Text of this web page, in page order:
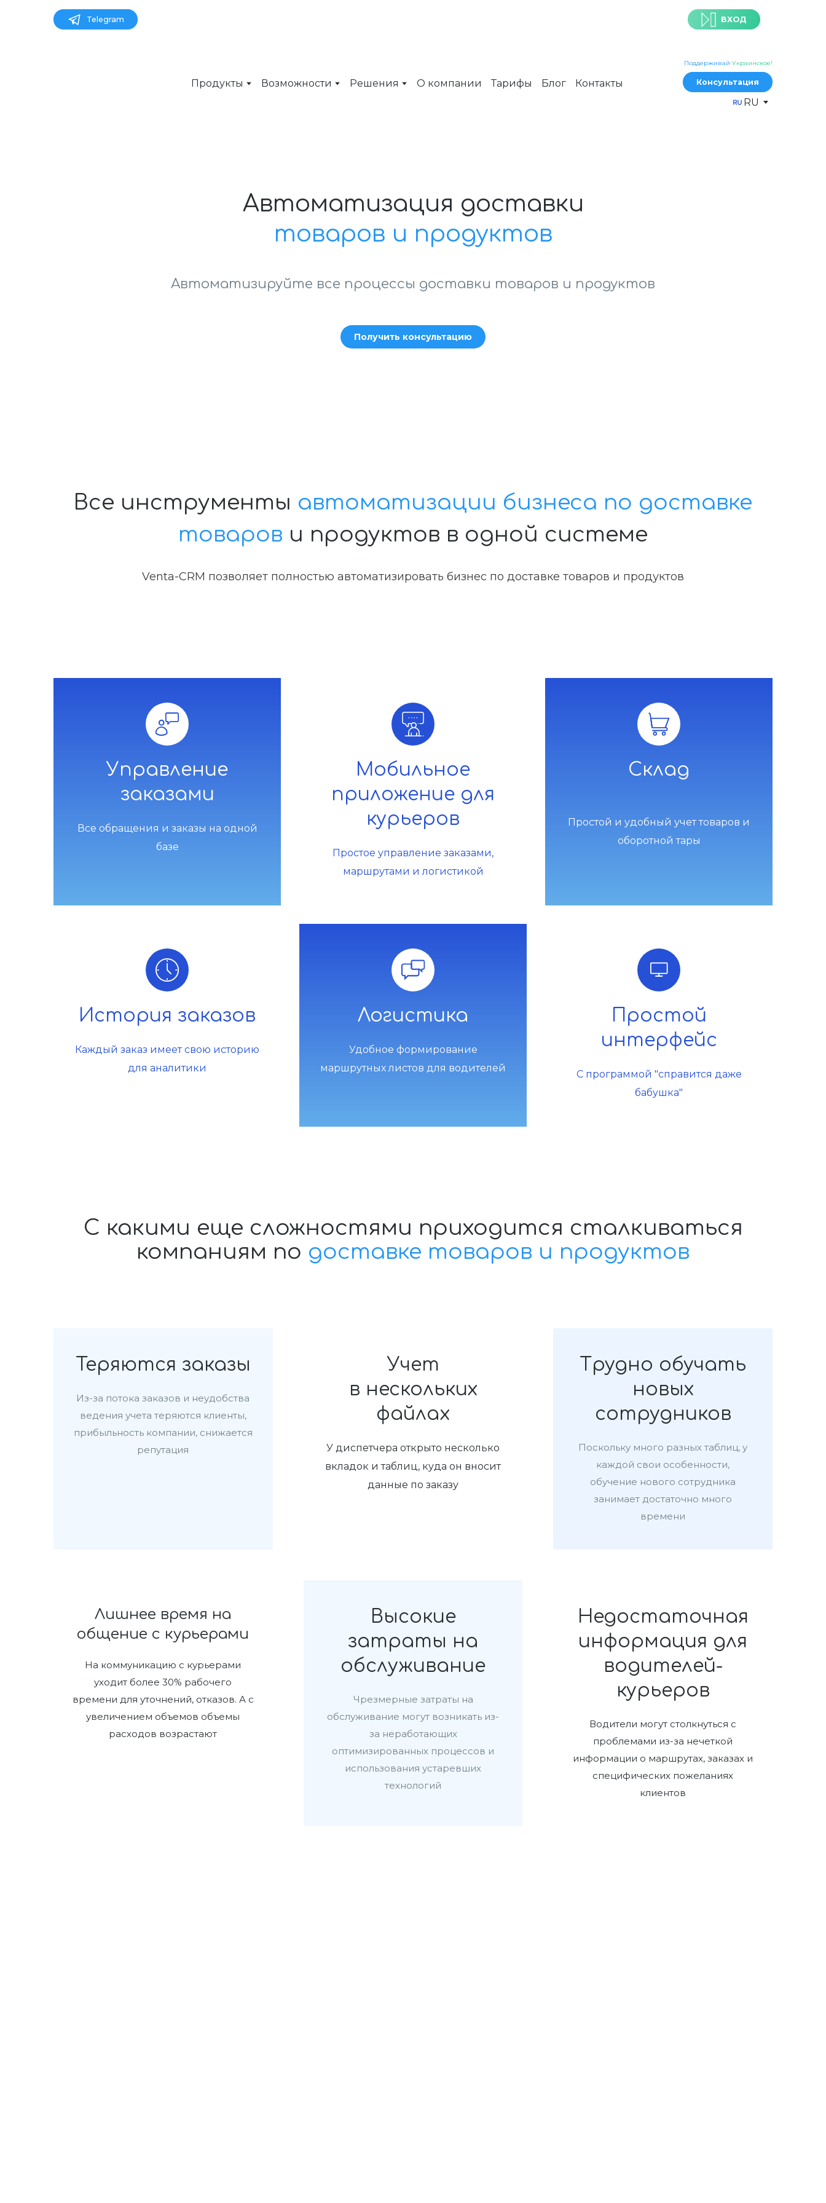
Telegram ВХОД
Продукты Возможности Решения О компании Тарифы Блог Контакты
Поддерживай Украинское!
Консультация
RU
Автоматизация доставки
товаров и продуктов
Автоматизируйте все процессы доставки товаров и продуктов
Получить консультацию
Все инструменты автоматизации бизнеса по доставке
товаров и продуктов в одной системе
Venta-CRM позволяет полностью автоматизировать бизнес по доставке товаров и продуктов
Управление
заказами
Все обращения и заказы на одной
базе
Мобильное
приложение для
курьеров
Простое управление заказами,
маршрутами и логистикой
Склад
Простой и удобный учет товаров и
оборотной тары
История заказов
Каждый заказ имеет свою историю
для аналитики
Логистика
Удобное формирование
маршрутных листов для водителей
Простой
интерфейс
С программой "справится даже
бабушка"
С какими еще сложностями приходится сталкиваться
компаниям по доставке товаров и продуктов
Теряются заказы
Из-за потока заказов и неудобства
ведения учета теряются клиенты,
прибыльность компании, снижается
репутация
Учет
в нескольких
файлах
У диспетчера открыто несколько
вкладок и таблиц, куда он вносит
данные по заказу
Трудно обучать
новых
сотрудников
Поскольку много разных таблиц, у
каждой свои особенности,
обучение нового сотрудника
занимает достаточно много
времени
Лишнее время на
общение с курьерами
На коммуникацию с курьерами
уходит более 30% рабочего
времени для уточнений, отказов. А с
увеличением объемов объемы
расходов возрастают
Высокие
затраты на
обслуживание
Чрезмерные затраты на
обслуживание могут возникать из-
за неработающих
оптимизированных процессов и
использования устаревших
технологий
Недостаточная
информация для
водителей-
курьеров
Водители могут столкнуться с
проблемами из-за нечеткой
информации о маршрутах, заказах и
специфических пожеланиях
клиентов